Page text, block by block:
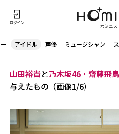
アイドル 声優 ミュージシャン
山田裕貴と乃木坂46・齋藤飛鳥
与えたもの（画像1/6）